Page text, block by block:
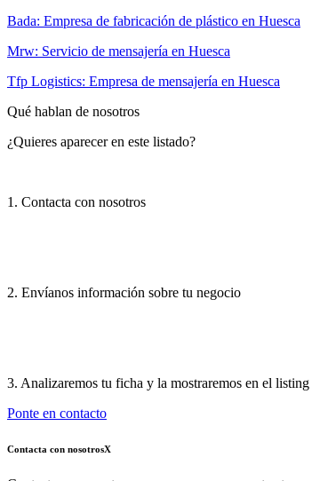
Bada: Empresa de fabricación de plástico en Huesca
Mrw: Servicio de mensajería en Huesca
Tfp Logistics: Empresa de mensajería en Huesca
Qué hablan de nosotros
¿Quieres aparecer en este listado?
1. Contacta con nosotros
2. Envíanos información sobre tu negocio
3. Analizaremos tu ficha y la mostraremos en el listing
Ponte en contacto
Contacta con nosotrosX